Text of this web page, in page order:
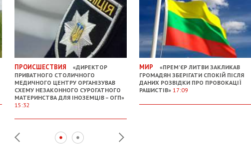
ПРОИСШЕСТВИЯ
«ДИРЕКТОР
ПРИВАТНОГО СТОЛИЧНОГО
МЕДИЧНОГО ЦЕНТРУ ОРГАНІЗУВАВ
СХЕМУ НЕЗАКОННОГО СУРОГАТНОГО
МАТЕРИНСТВА ДЛЯ ІНОЗЕМЦІВ – ОГП»
15:32
МИР
«ПРЕМ’ЄР ЛИТВИ ЗАКЛИКАВ
ГРОМАДЯН ЗБЕРІГАТИ СПОКІЙ ПІСЛЯ
ДАНИХ РОЗВІДКИ ПРО ПРОВОКАЦІЇ
РАШИСТІВ» 17:09